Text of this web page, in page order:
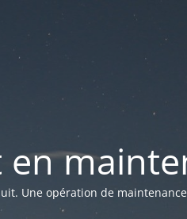
Une opération de